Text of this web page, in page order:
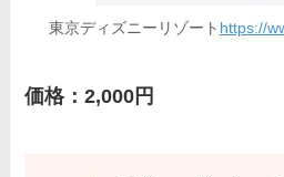
東京ディズニーリゾート https://
価格：2,000円